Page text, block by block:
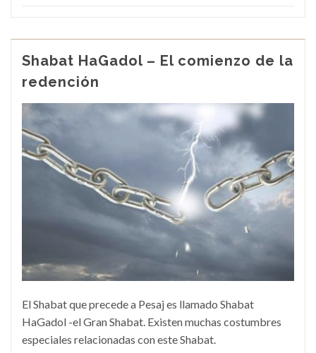
Shabat HaGadol – El comienzo de la
redención
El Shabat que precede a Pesaj es llamado Shabat
HaGadol -el Gran Shabat. Existen muchas costumbres
especiales relacionadas con este Shabat.